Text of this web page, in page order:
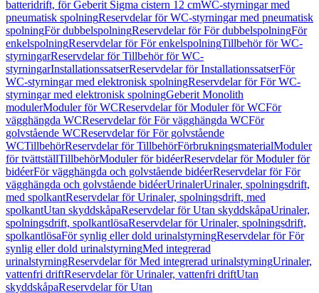
batteridrift, för Geberit Sigma cistern 12 cmWC-styrningar med
pneumatisk spolningReservdelar för WC-styrningar med pneumatisk
spolningFör dubbelspolningReservdelar för För dubbelspolningFör
enkelspolningReservdelar för För enkelspolningTillbehör för WC-
styrningarReservdelar för Tillbehör för WC-
styrningarInstallationssatserReservdelar för InstallationssatserFör
WC-styrningar med elektronisk spolningReservdelar för För WC-
styrningar med elektronisk spolningGeberit Monolith
modulerModuler för WCReservdelar för Moduler för WCFör
vägghängda WCReservdelar för För vägghängda WCFör
golvstående WCReservdelar för För golvstående
WCTillbehörReservdelar för TillbehörFörbrukningsmaterialModuler
för tvättställTillbehörModuler för bidéerReservdelar för Moduler för
bidéerFör vägghängda och golvstående bidéerReservdelar för För
vägghängda och golvstående bidéerUrinalerUrinaler, spolningsdrift,
med spolkantReservdelar för Urinaler, spolningsdrift, med
spolkantUtan skyddskåpaReservdelar för Utan skyddskåpaUrinaler,
spolningsdrift, spolkantlösaReservdelar för Urinaler, spolningsdrift,
spolkantlösaFör synlig eller dold urinalstyrningReservdelar för För
synlig eller dold urinalstyrningMed integrerad
urinalstyrningReservdelar för Med integrerad urinalstyrningUrinaler,
vattenfri driftReservdelar för Urinaler, vattenfri driftUtan
skyddskåpaReservdelar för Utan